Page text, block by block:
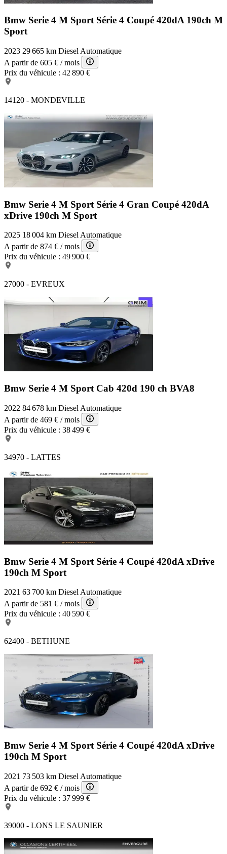
Bmw Serie 4 M Sport Série 4 Coupé 420dA 190ch M
Sport
2023 29 665 km Diesel Automatique
A partir de 605 € / mois
Prix du véhicule : 42 890 €
14120 - MONDEVILLE
Bmw Serie 4 M Sport Série 4 Gran Coupé 420dA
xDrive 190ch M Sport
2025 18 004 km DieselAutomatique
A partir de 874 € / mois
Prix du véhicule : 49 900 €
27000 - EVREUX
Bmw Serie 4 M Sport Cab 420d 190 ch BVA8
2022 84 678 km Diesel Automatique
A partir de 469 € / mois
Prix du véhicule : 38 499 €
34970 - LATTES
Bmw Serie 4 M Sport Série 4 Coupé 420dA xDrive
190ch M Sport
2021 63 700 km Diesel Automatique
A partir de 581 € / mois
Prix du véhicule : 40 590 €
62400 - BETHUNE
Bmw Serie 4 M Sport Série 4 Coupé 420dA xDrive
190ch M Sport
2021 73 503 km Diesel Automatique
A partir de 692 € / mois
Prix du véhicule : 37 999 €
39000 - LONS LE SAUNIER